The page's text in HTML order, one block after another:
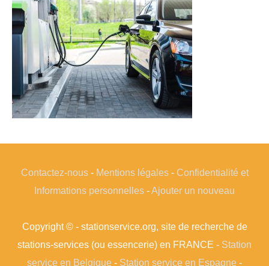
Contactez-nous- Mentions légales- Confidentialité et
Informations personnelles -Ajouter un nouveau
Copyright © - stationservice.org, site de recherche de
stations-services (ou essencerie) en FRANCE - Station
service en Belgique - Station service en Espagne -